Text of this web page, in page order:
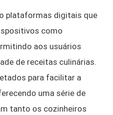
plataformas digitais que
como
aos usuários
de receitas culinárias.
para facilitar a
uma série de
tanto os cozinheiros